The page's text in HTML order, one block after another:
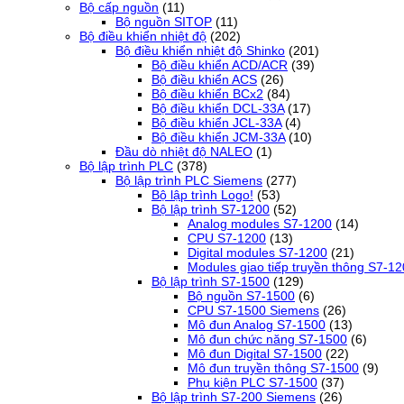
Bộ cấp nguồn (11)
Bộ nguồn SITOP (11)
Bộ điều khiển nhiệt độ (202)
Bộ điều khiển nhiệt độ Shinko (201)
Bộ điều khiển ACD/ACR (39)
Bộ điều khiển ACS (26)
Bộ điều khiển BCx2 (84)
Bộ điều khiển DCL-33A (17)
Bộ điều khiển JCL-33A (4)
Bộ điều khiển JCM-33A (10)
Đầu dò nhiệt độ NALEO (1)
Bộ lập trình PLC (378)
Bộ lập trình PLC Siemens (277)
Bộ lập trình Logo! (53)
Bộ lập trình S7-1200 (52)
Analog modules S7-1200 (14)
CPU S7-1200 (13)
Digital modules S7-1200 (21)
Modules giao tiếp truyền thông S7-
Bộ lập trình S7-1500 (129)
Bộ nguồn S7-1500 (6)
CPU S7-1500 Siemens (26)
Mô đun Analog S7-1500 (13)
Mô đun chức năng S7-1500 (6)
Mô đun Digital S7-1500 (22)
Mô đun truyền thông S7-1500 (9)
Phụ kiện PLC S7-1500 (37)
Bộ lập trình S7-200 Siemens (26)